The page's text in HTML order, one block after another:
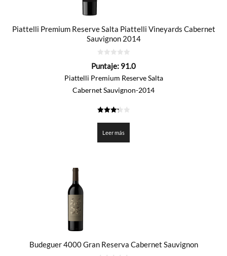
Piattelli Premium Reserve Salta Piattelli Vineyards Cabernet
Sauvignon 2014
de
Puntaje: 91.0
Piattelli Premium Reserve Salta
Cabernet Sauvignon-2014
Leer más
Budeguer 4000 Gran Reserva Cabernet Sauvignon